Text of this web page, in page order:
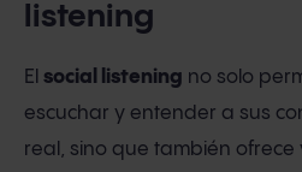
listening
El social listening no solo
escuchar y entender a sus
real, sino que también ofrece